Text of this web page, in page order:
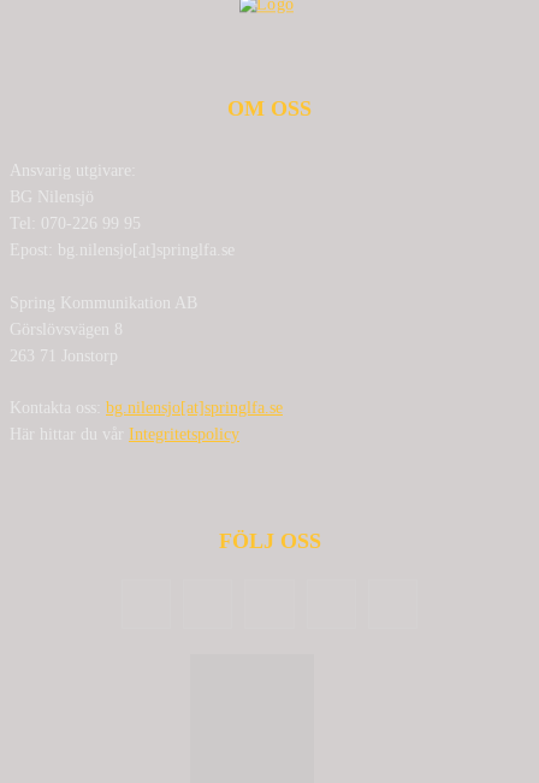
OM OSS
Ansvarig utgivare:
BG Nilensjö
Tel: 070-226 99 95
Epost: bg.nilensjo[at]springlfa.se
Spring Kommunikation AB
Görslövsvägen 8
263 71 Jonstorp
Kontakta oss: bg.nilensjo[at]springlfa.se
Här hittar du vår Integritetspolicy
FÖLJ OSS